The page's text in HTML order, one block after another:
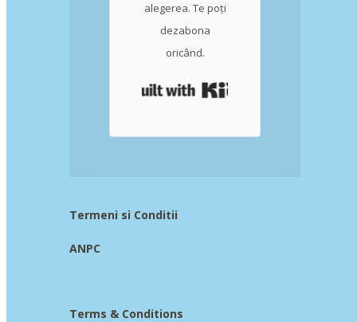
alegerea. Te poți
dezabona
oricând.
Termeni si Conditii
ANPC
Terms & Conditions